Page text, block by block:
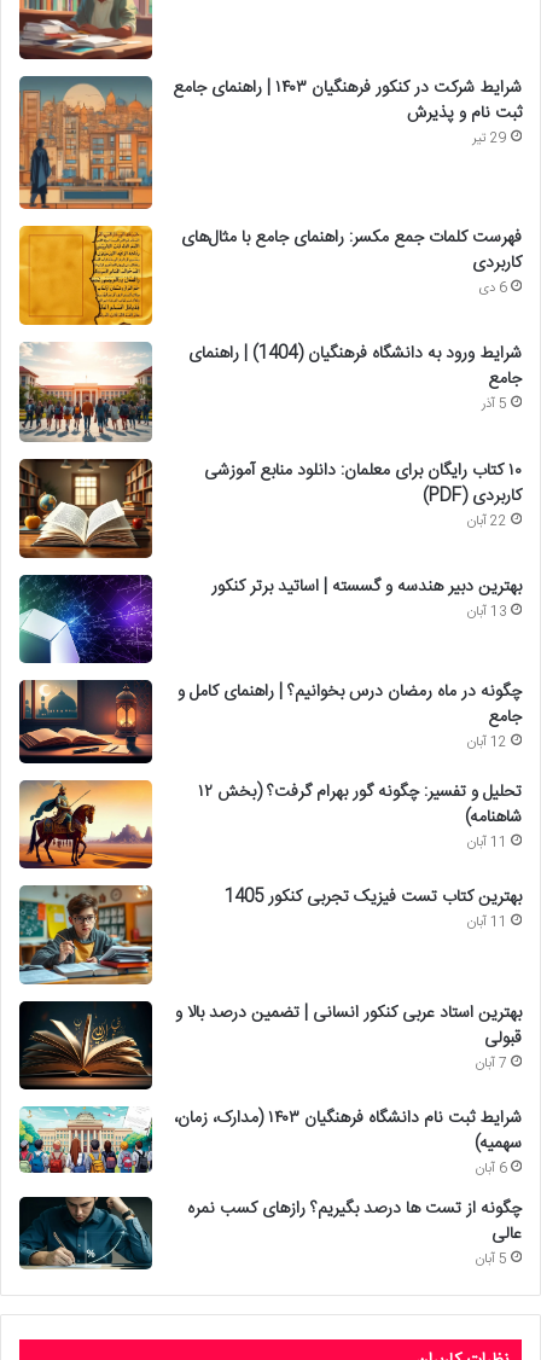
شرایط شرکت در کنکور فرهنگیان ۱۴۰۳ | راهنمای جامع
ثبت نام و پذیرش
29 تیر
فهرست کلمات جمع مکسر: راهنمای جامع با مثال‌های
کاربردی
6 دی
شرایط ورود به دانشگاه فرهنگیان (1404) | راهنمای
جامع
5 آذر
۱۰ کتاب رایگان برای معلمان: دانلود منابع آموزشی
کاربردی (PDF)
22 آبان
بهترین دبیر هندسه و گسسته | اساتید برتر کنکور
13 آبان
چگونه در ماه رمضان درس بخوانیم؟ | راهنمای کامل و
جامع
12 آبان
تحلیل و تفسیر: چگونه گور بهرام گرفت؟ (بخش ۱۲
شاهنامه)
11 آبان
بهترین کتاب تست فیزیک تجربی کنکور 1405
11 آبان
بهترین استاد عربی کنکور انسانی | تضمین درصد بالا و
قبولی
7 آبان
شرایط ثبت نام دانشگاه فرهنگیان ۱۴۰۳ (مدارک، زمان،
سهمیه)
6 آبان
چگونه از تست ها درصد بگیریم؟ رازهای کسب نمره
عالی
5 آبان